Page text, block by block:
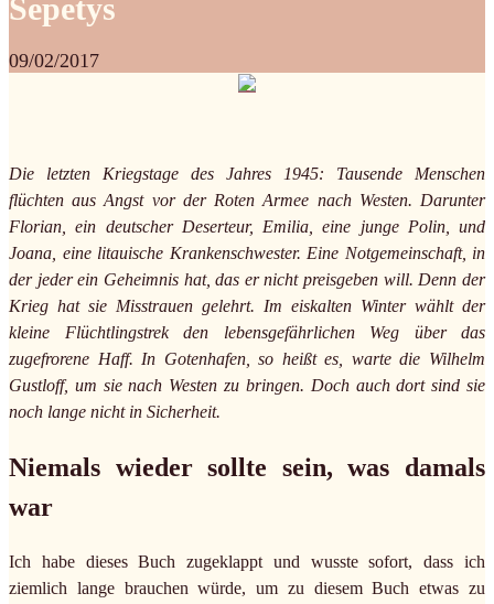
Sepetys
09/02/2017
Die letzten Kriegstage des Jahres 1945: Tausende Menschen
flüchten aus Angst vor der Roten Armee nach Westen. Darunter
Florian, ein deutscher Deserteur, Emilia, eine junge Polin, und
Joana, eine litauische Krankenschwester. Eine Notgemeinschaft, in
der jeder ein Geheimnis hat, das er nicht preisgeben will. Denn der
Krieg hat sie Misstrauen gelehrt. Im eiskalten Winter wählt der
kleine Flüchtlingstrek den lebensgefährlichen Weg über das
zugefrorene Haff. In Gotenhafen, so heißt es, warte die Wilhelm
Gustloff, um sie nach Westen zu bringen. Doch auch dort sind sie
noch lange nicht in Sicherheit.
Niemals wieder sollte sein, was damals
war
Ich habe dieses Buch zugeklappt und wusste sofort, dass ich
ziemlich lange brauchen würde, um zu diesem Buch etwas zu